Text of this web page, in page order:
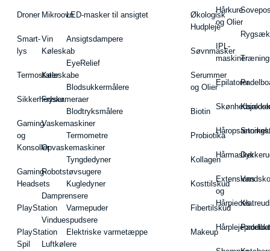
Droner
Smart-
lys
Termostater
Sikkerhedskameraer
Gaming
og
Konsoller
Gaming-
Headsets
PlayStation
PlayStation
Spil
Mikroovn
Vin
Køleskab
Køleskabe
Fryser
Vaskemaskiner
Opvaskemaskiner
Robotstøvsugere
Damprensere
Vinduespudsere
Luftkølere
LED-masker til ansigtet
Ansigtsdampere
EyeRelief
Blodsukkermålere
Blodtryksmålere
Termometre
Tyngdedyner
Kugledyner
Varmepuder
Elektriske varmetæppe
Økologisk
Hudpleje
Søvnmasker
Serummer
og Olier
Biotin
Probiotika
Kollagen
Kosttilskud
Fibertilskud
Makeup
Hårkure
og Olier
IPL-
maskiner
Epilatorer
Hårmasker
Extensions
og
Hårpieces
Vandsko